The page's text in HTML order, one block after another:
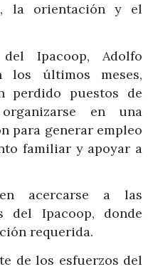
la orientación y el
Ipacoop, Adolfo
los últimos meses,
perdido puestos de
en una
para generar empleo
familiar y apoyar a
acercarse a las
del Ipacoop, donde
requerida.
de los esfuerzos del